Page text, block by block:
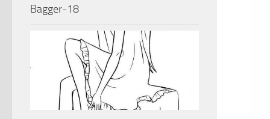
Bagger-18